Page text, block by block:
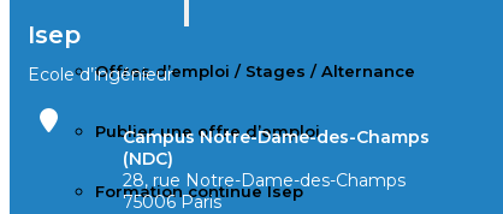
Offres d’emploi / Stages / Alternance
Publier une offre d’emploi
Formation continue Isep
Isep
Ecole d’ingénieur
Campus Notre-Dame-des-Champs
(NDC)
28, rue Notre-Dame-des-Champs
75006 Paris